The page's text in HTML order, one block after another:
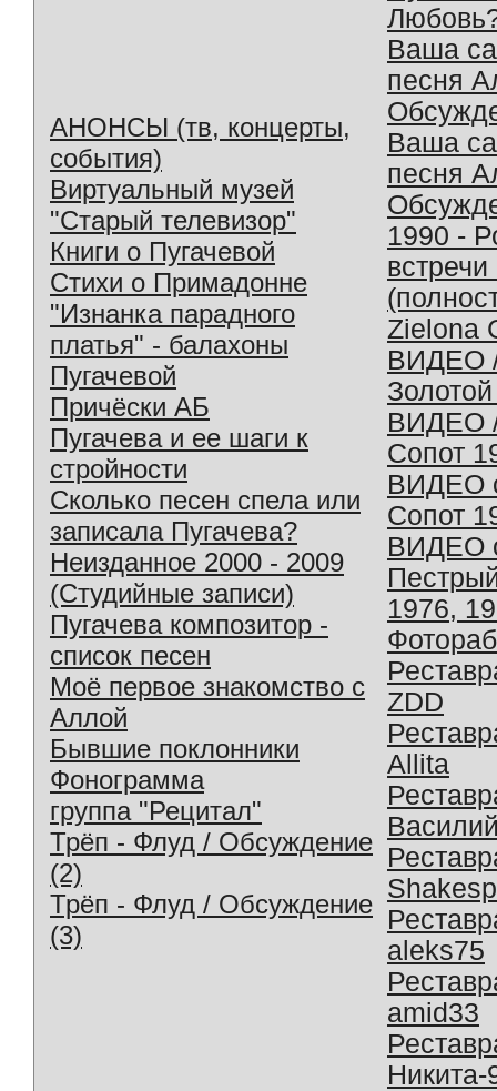
АНОНСЫ (тв, концерты,
события)
Виртуальный музей
"Старый телевизор"
Книги о Пугачевой
Стихи о Примадонне
"Изнанка парадного
платья" - балахоны
Пугачевой
Причёски АБ
Пугачева и ее шаги к
стройности
Сколько песен спела или
записала Пугачева?
Неизданное 2000 - 2009
(Студийные записи)
Пугачева композитор -
список песен
Моё первое знакомство с
Аллой
Бывшие поклонники
Фонограмма
группа "Рецитал"
Трёп - Флуд / Обсуждение
(2)
Трёп - Флуд / Обсуждение
(3)
Ваша
песня
Ваша
песня
1990 -
Zielona
ВИДЕО
ВИДЕО
Сопот
ВИДЕО
Сопот
ВИДЕО
1976,
ZDD
Allita
aleks75
amid33
Никита-